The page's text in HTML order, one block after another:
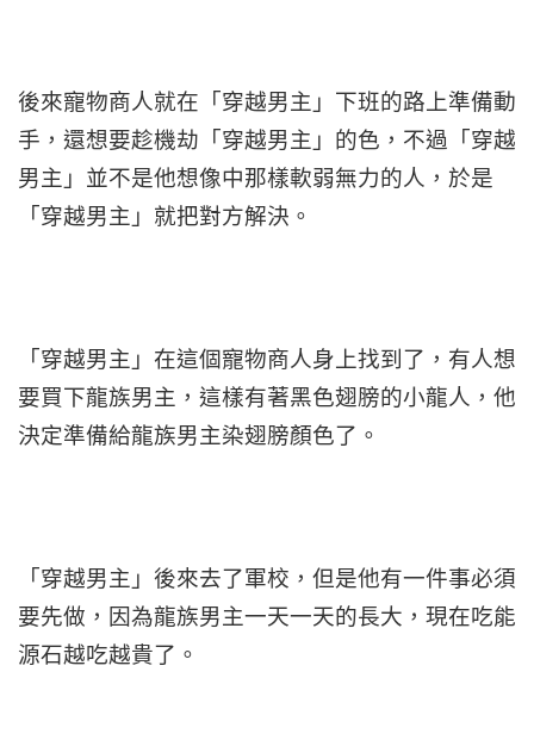
後來寵物商人就在「穿越男主」下班的路上準備動
手，還想要趁機劫「穿越男主」的色，不過「穿越
男主」並不是他想像中那樣軟弱無力的人，於是
「穿越男主」就把對方解決。
「穿越男主」在這個寵物商人身上找到了，有人想
要買下龍族男主，這樣有著黑色翅膀的小龍人，他
決定準備給龍族男主染翅膀顏色了。
「穿越男主」後來去了軍校，但是他有一件事必須
要先做，因為龍族男主一天一天的長大，現在吃能
源石越吃越貴了。